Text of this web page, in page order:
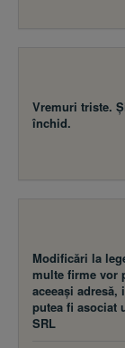
Vremuri triste.
închid.
Modificări la
multe firme vor
aceeaşi adresă,
putea fi asociat
SRL